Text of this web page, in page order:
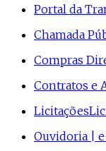
Portal da
Chamada
Compras
Contratos e
Licitações
Ouvidoria |